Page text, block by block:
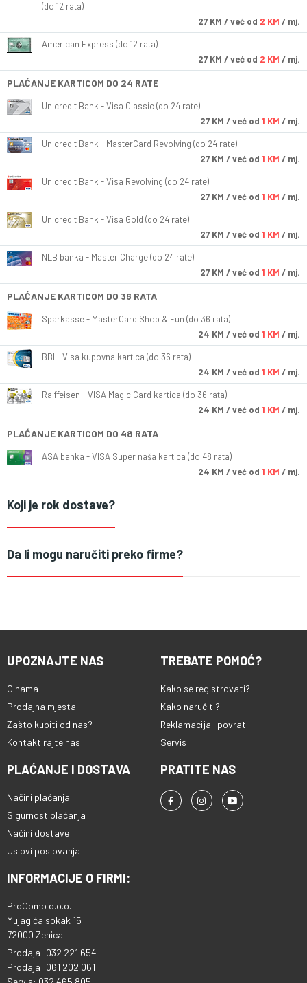
(do 12 rata)
27 KM / već od 2 KM / mj.
American Express (do 12 rata)
27 KM / već od 2 KM / mj.
PLAĆANJE KARTICOM DO 24 RATE
Unicredit Bank - Visa Classic (do 24 rate)
27 KM / već od 1 KM / mj.
Unicredit Bank - MasterCard Revolving (do 24 rate)
27 KM / već od 1 KM / mj.
Unicredit Bank - Visa Revolving (do 24 rate)
27 KM / već od 1 KM / mj.
Unicredit Bank - Visa Gold (do 24 rate)
27 KM / već od 1 KM / mj.
NLB banka - Master Charge (do 24 rate)
27 KM / već od 1 KM / mj.
PLAĆANJE KARTICOM DO 36 RATA
Sparkasse - MasterCard Shop & Fun (do 36 rata)
24 KM / već od 1 KM / mj.
BBI - Visa kupovna kartica (do 36 rata)
24 KM / već od 1 KM / mj.
Raiffeisen - VISA Magic Card kartica (do 36 rata)
24 KM / već od 1 KM / mj.
PLAĆANJE KARTICOM DO 48 RATA
ASA banka - VISA Super naša kartica (do 48 rata)
24 KM / već od 1 KM / mj.
Koji je rok dostave?
Da li mogu naručiti preko firme?
UPOZNAJTE NAS
O nama
Prodajna mjesta
Zašto kupiti od nas?
Kontaktirajte nas
TREBATE POMOĆ?
Kako se registrovati?
Kako naručiti?
Reklamacija i povrati
Servis
PLAĆANJE I DOSTAVA
Načini plaćanja
Sigurnost plaćanja
Načini dostave
Uslovi poslovanja
PRATITE NAS
INFORMACIJE O FIRMI:
ProComp d.o.o.
Mujagića sokak 15
72000 Zenica
Prodaja: 032 221 654
Prodaja: 061 202 061